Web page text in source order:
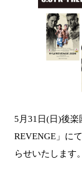
5月31日(日)後
REVENGE」に
らせいたします。